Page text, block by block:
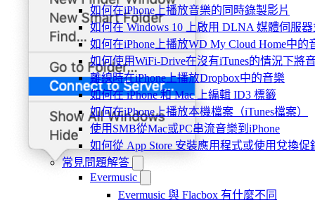
如何在iPhone上播放音樂的同時錄製影片
如何在 Windows 10 上啟用 DLNA 媒體伺服
如何在iPhone上播放WD My Cloud Home中的
如何使用WiFi-Drive在沒有iTunes的情況下將
離線時在iPhone上播放Dropbox中的音樂
如何在 iPhone 和 Mac 上編輯 ID3 標籤
如何在iPhone上播放本機檔案（iTunes檔案）
使用SMB從Mac或PC串流音樂到iPhone
如何從 App Store 安裝應用程式或使用兌換
常見問題解答
Evermusic
Evermusic 與 Flacbox 有什麼不同